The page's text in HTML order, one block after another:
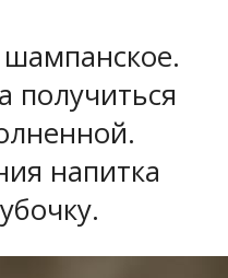
получиться
напитка